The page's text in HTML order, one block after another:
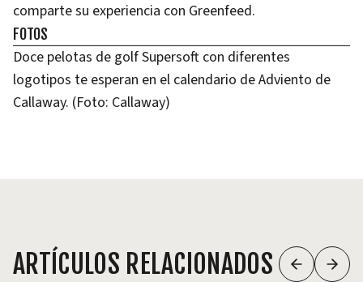
comparte su experiencia con Greenfeed.
FOTOS
Doce pelotas de golf Supersoft con diferentes
logotipos te esperan en el calendario de Adviento de
Callaway. (Foto: Callaway)
ARTÍCULOS RELACIONADOS